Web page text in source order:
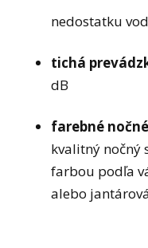
nedostatku
tichá
dB
farebné
kvalitný nočný
farbou podľa
alebo